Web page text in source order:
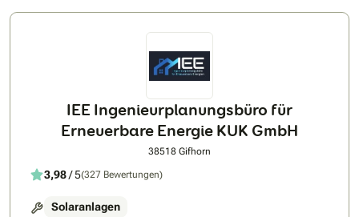
IEE Ingenieurplanungsbüro für
Erneuerbare Energie KUK GmbH
38518 Gifhorn
3,98/ 5(327 Bewertungen)
Solaranlagen